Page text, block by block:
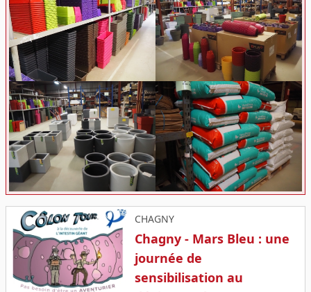
CHAGNY
Chagny - Mars Bleu : une
journée de
sensibilisation au